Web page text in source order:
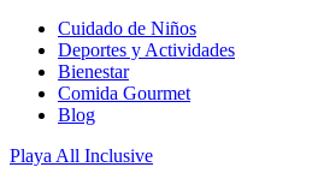
Cuidado de Niños
Deportes y Actividades
Bienestar
Comida Gourmet
Blog
Playa All Inclusive